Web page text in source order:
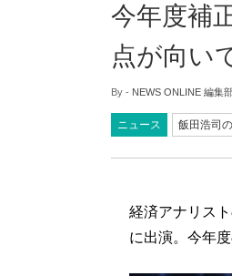
今年度補
点が向い
By - NEWS ONLINE 編集
ニュース 飯田浩司
経済アナリス
に出演。今年